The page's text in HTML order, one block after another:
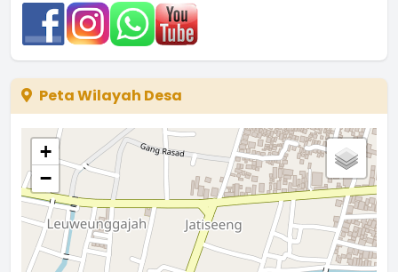
Kuwu JATISEENG
23 Desember 2025 06:34:56
Peta Wilayah Desa
+
−